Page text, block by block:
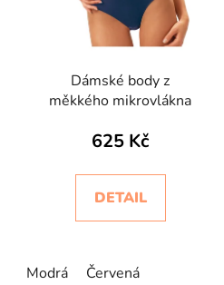
Dámské body z
měkkého mikrovlákna
625 Kč
DETAIL
Modrá Červená